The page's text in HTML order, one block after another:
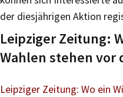
der diesjährigen Aktion
Leipziger Zeitung:
Wahlen stehen vor
Leipziger Zeitung: Wo ein